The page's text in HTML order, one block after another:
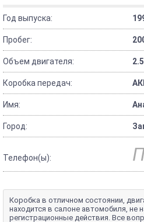
Год выпуска:
Пробег:
Объем двигателя:
Коробка передач:
Имя:
Город:
Телефон(ы):
Коробка в отличном состоянии,
находится в салоне автомобиля, не
регистрационные действия. Все